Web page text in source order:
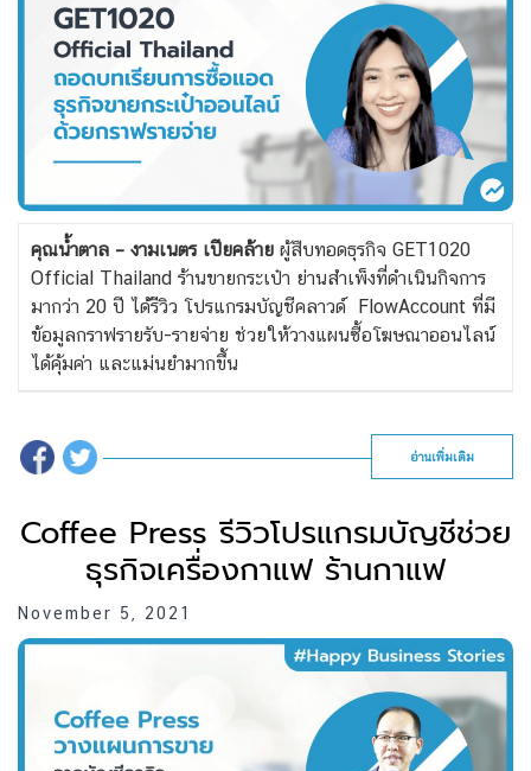
คุณน้ำตาล – งามเนตร เปียคล้าย ผู้สืบทอดธุรกิจ GET1020
Official Thailand ร้านขายกระเป๋า ย่านสำเพ็งที่ดำเนินกิจการ
มากว่า 20 ปี ได้รีวิว โปรแกรมบัญชีคลาวด์ FlowAccount ที่มี
ข้อมูลกราฟรายรับ-รายจ่าย ช่วยให้วางแผนซื้อโฆษณาออนไลน์
ได้คุ้มค่า และแม่นยำมากขึ้น
อ่านเพิ่มเติม
Coffee Press รีวิวโปรแกรมบัญชีช่วย
ธุรกิจเครื่องกาแฟ ร้านกาแฟ
November 5, 2021